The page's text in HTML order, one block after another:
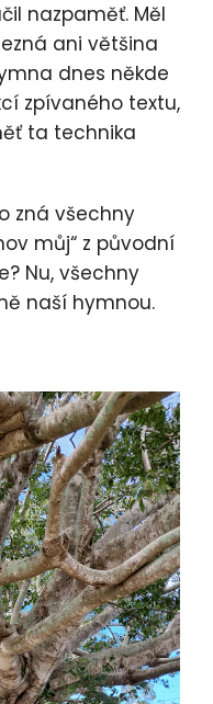
nazpaměť. Měl
ani většina
dnes někde
zpívaného textu,
ta technika
zná všechny
můj“ z původní
Nu, všechny
naší hymnou.